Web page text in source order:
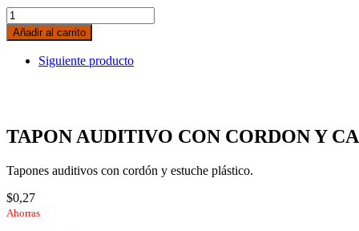
TAPON
AUDITIVO
CON
CORDON
Añadir al carrito
Siguiente producto
TAPON AUDITIVO CON CORDON Y
Tapones auditivos con cordón y estuche plástico.
$0,27
Ahorras